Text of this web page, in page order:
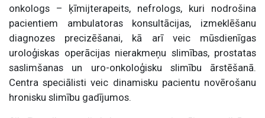
onkologs – ķīmijterapeits, nefrologs, kuri nodrošina
pacientiem ambulatoras konsultācijas, izmeklēšanu
diagnozes precizēšanai, kā arī veic mūsdienīgas
uroloģiskas operācijas nierakmeņu slimības, prostatas
saslimšanas un uro-onkoloģisku slimību ārstēšanā.
Centra speciālisti veic dinamisku pacientu novērošanu
hronisku slimību gadījumos.